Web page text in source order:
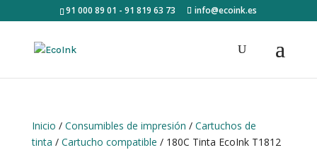
91 000 89 01 - 91 819 63 73 info@ecoink.es
Inicio / Consumibles de impresión / Cartuchos de
tinta / Cartucho compatible / 180C Tinta EcoInk T1812